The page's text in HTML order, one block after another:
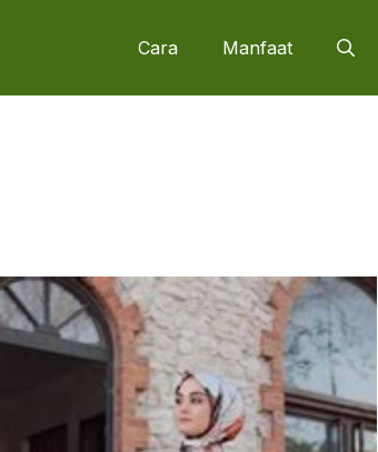
Cara Manfaat